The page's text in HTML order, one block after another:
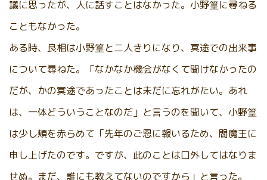
議に思ったが、人に話すことはなかった。小野篁に尋ねる
こともなかった。
ある時、良相は小野篁と二人きりになり、冥途での出来事
について尋ねた。「なかなか機会がなくて聞けなかったの
だが、かの冥途であったことは未だに忘れがたい。あれ
は、一体どういうことなのだ」と言うのを聞いて、小野篁
は少し頬を赤らめて「先年のご恩に報いるため、閻魔王に
申し上げたのです。ですが、此のことは口外してはなりま
せぬ。まだ、誰にも教えてないのですから」と言った。